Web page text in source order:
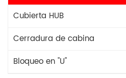
Cubierta HUB
Cerradura de cabina
Bloqueo en "U"